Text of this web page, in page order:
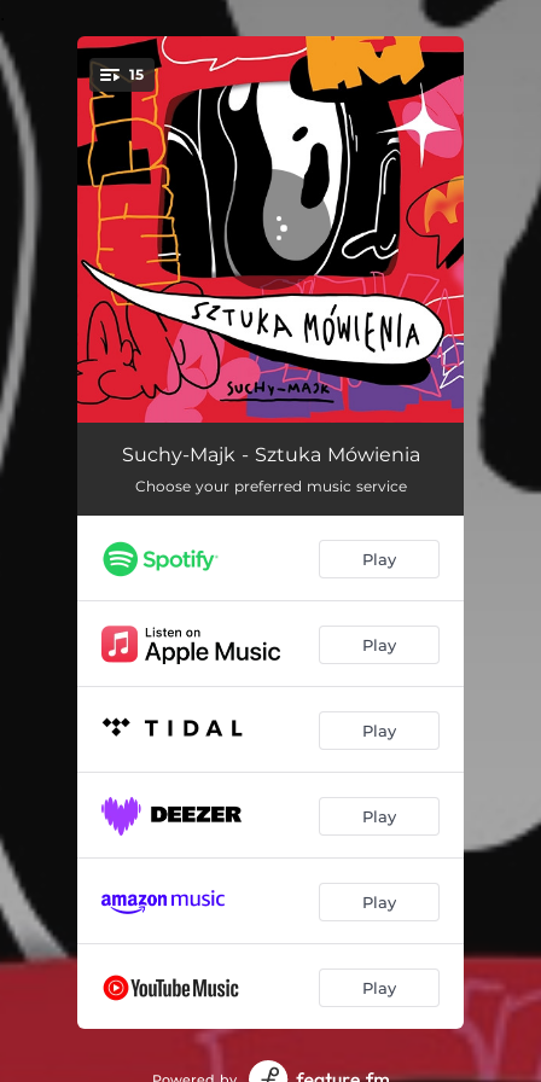
You're all set!
15
Myśli 4 02:40
1993 02:29
Back to 90's 02:30
W nowych butach 02:42
Bity grają w tle 03:08
Czy warto
NASA 02:51
03:48
Miałem tego nie nagrywać 02:38
Walczę ze światem 03:04
Dialog 02:31
Nic więcej 03:07
Suchy-Majk - Sztuka Mówienia
Choose your preferred music service
Play
Play
Play
Play
Play
Play